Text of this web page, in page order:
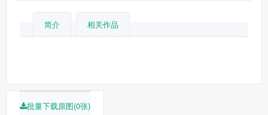
简介 相关作品
批量下载原图(0张)